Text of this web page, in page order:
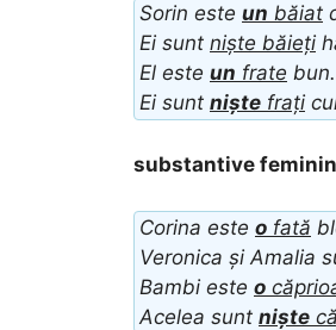
Sorin este un băiat
Ei sunt niște băieți
El este un frate
Ei sunt niște frați
substantive
Corina este o fată
Veronica și Amalia
Bambi este o
Acelea sunt niște